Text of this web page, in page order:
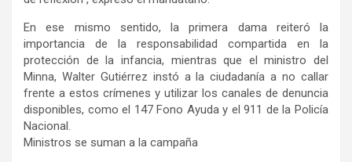
En ese mismo sentido, la primera dama reiteró la
importancia de la responsabilidad compartida en la
protección de la infancia, mientras que el ministro del
Minna, Walter Gutiérrez instó a la ciudadanía a no callar
frente a estos crímenes y utilizar los canales de denuncia
disponibles, como el 147 Fono Ayuda y el 911 de la Policía
Nacional.
Ministros se suman a la campaña